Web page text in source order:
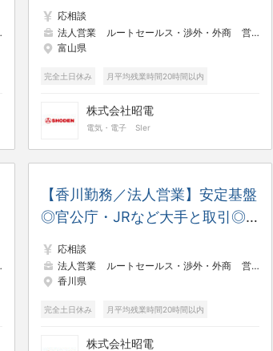
なめ
応相談
法人営業
ルートセールス・渉外・外商
営業支援・プリセールス
富山県
完全土日休み 月平均残業時間20時間以内
株式会社昭電
電気・電子 SIer
【香川勤務／法人営業】安定基盤
◎官公庁・JRなど大手と取引◎
なめ
応相談
法人営業
ルートセールス・渉外・外商
営業支援・プリセールス
香川県
完全土日休み 月平均残業時間20時間以内
株式会社昭電